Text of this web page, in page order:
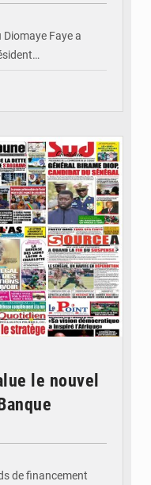
Faye a
le nouvel
de financement